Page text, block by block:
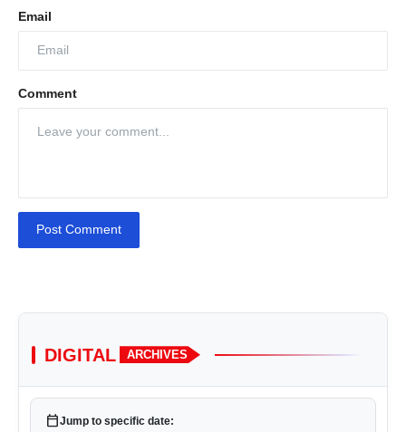
Email
Comment
Post Comment
DIGITAL ARCHIVES
calendar_todayJump to specific date: